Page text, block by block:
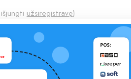
užsiregistravę)